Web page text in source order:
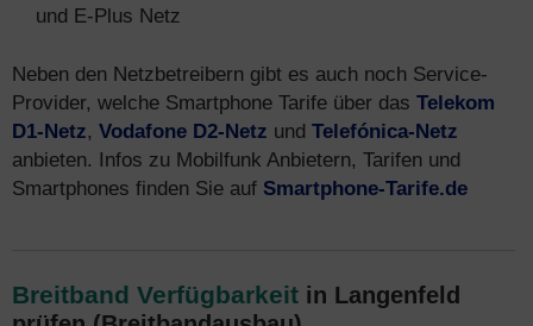
und E-Plus Netz
Neben den Netzbetreibern gibt es auch noch Service-
Provider, welche Smartphone Tarife über das Telekom
D1-Netz, Vodafone D2-Netz und Telefónica-Netz
anbieten. Infos zu Mobilfunk Anbietern, Tarifen und
Smartphones finden Sie auf Smartphone-Tarife.de
Breitband Verfügbarkeit in Langenfeld